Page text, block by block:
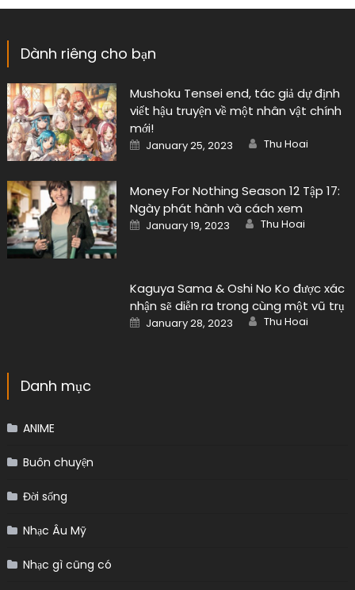
Dành riêng cho bạn
Mushoku Tensei end, tác giả dự định
viết hậu truyện về một nhân vật chính
mới!
Posted
on
January 25, 2023 Author
Thu Hoai
Money For Nothing Season 12 Tập 17:
Ngày phát hành và cách xem
Posted
on
January 19, 2023 Author
Thu Hoai
Kaguya Sama & Oshi No Ko được xác
nhận sẽ diễn ra trong cùng một vũ trụ
Posted
on
January 28, 2023 Author
Thu Hoai
Danh mục
ANIME
Buôn chuyện
Đời sống
Nhạc Âu Mỹ
Nhạc gì cũng có